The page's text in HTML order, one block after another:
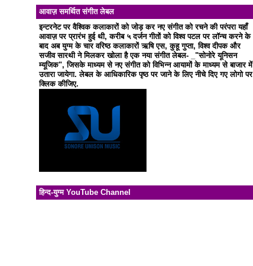
आवाज़ समर्थित संगीत लेबल
इन्टरनेट पर वैश्विक कलाकारों को जोड़ कर नए संगीत को रचने की परंपरा यहाँ
आवाज़ पर प्रारंभ हुई थी, करीब ५ दर्जन गीतों को विश्व पटल पर लॉन्च करने के
बाद अब युग्म के चार वरिष्ठ कलाकारों ऋषि एस, कुहू गुप्ता, विश्व दीपक और
सजीव सारथी ने मिलकर खोला है एक नया संगीत लेबल- _"सोनोरे यूनिसन
म्यूजिक", जिसके माध्यम से नए संगीत को विभिन्न आयामों के माध्यम से बाजार में
उतारा जायेगा. लेबल के आधिकारिक पृष्ठ पर जाने के लिए नीचे दिए गए लोगो पर
क्लिक कीजिए.
हिन्द-युग्म YouTube Channel